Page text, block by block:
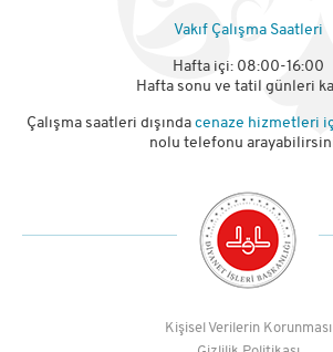
Vakıf Çalışma Saatleri
Hafta içi: 08:00-16:00
Hafta sonu ve tatil günleri
Çalışma saatleri dışında cenaze hizmetleri
nolu telefonu
Kişisel Verilerin Korunması